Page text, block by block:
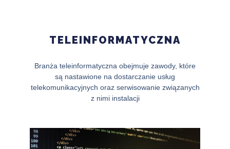
TELEINFORMATYCZNA
Branża teleinformatyczna obejmuje zawody, które
są nastawione na dostarczanie usług
telekomunikacyjnych oraz serwisowanie związanych
z nimi instalacji